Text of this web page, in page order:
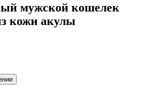
мужской кошелек
кожи акулы